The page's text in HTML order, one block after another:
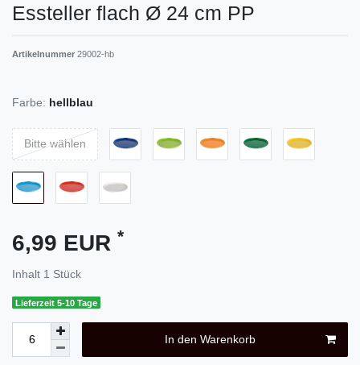
Essteller flach Ø 24 cm PP
Artikelnummer 29002-hb
Farbe: hellblau
Bitte wählen
6,99 EUR *
Inhalt 1 Stück
Lieferzeit 5-10 Tage
In den Warenkorb